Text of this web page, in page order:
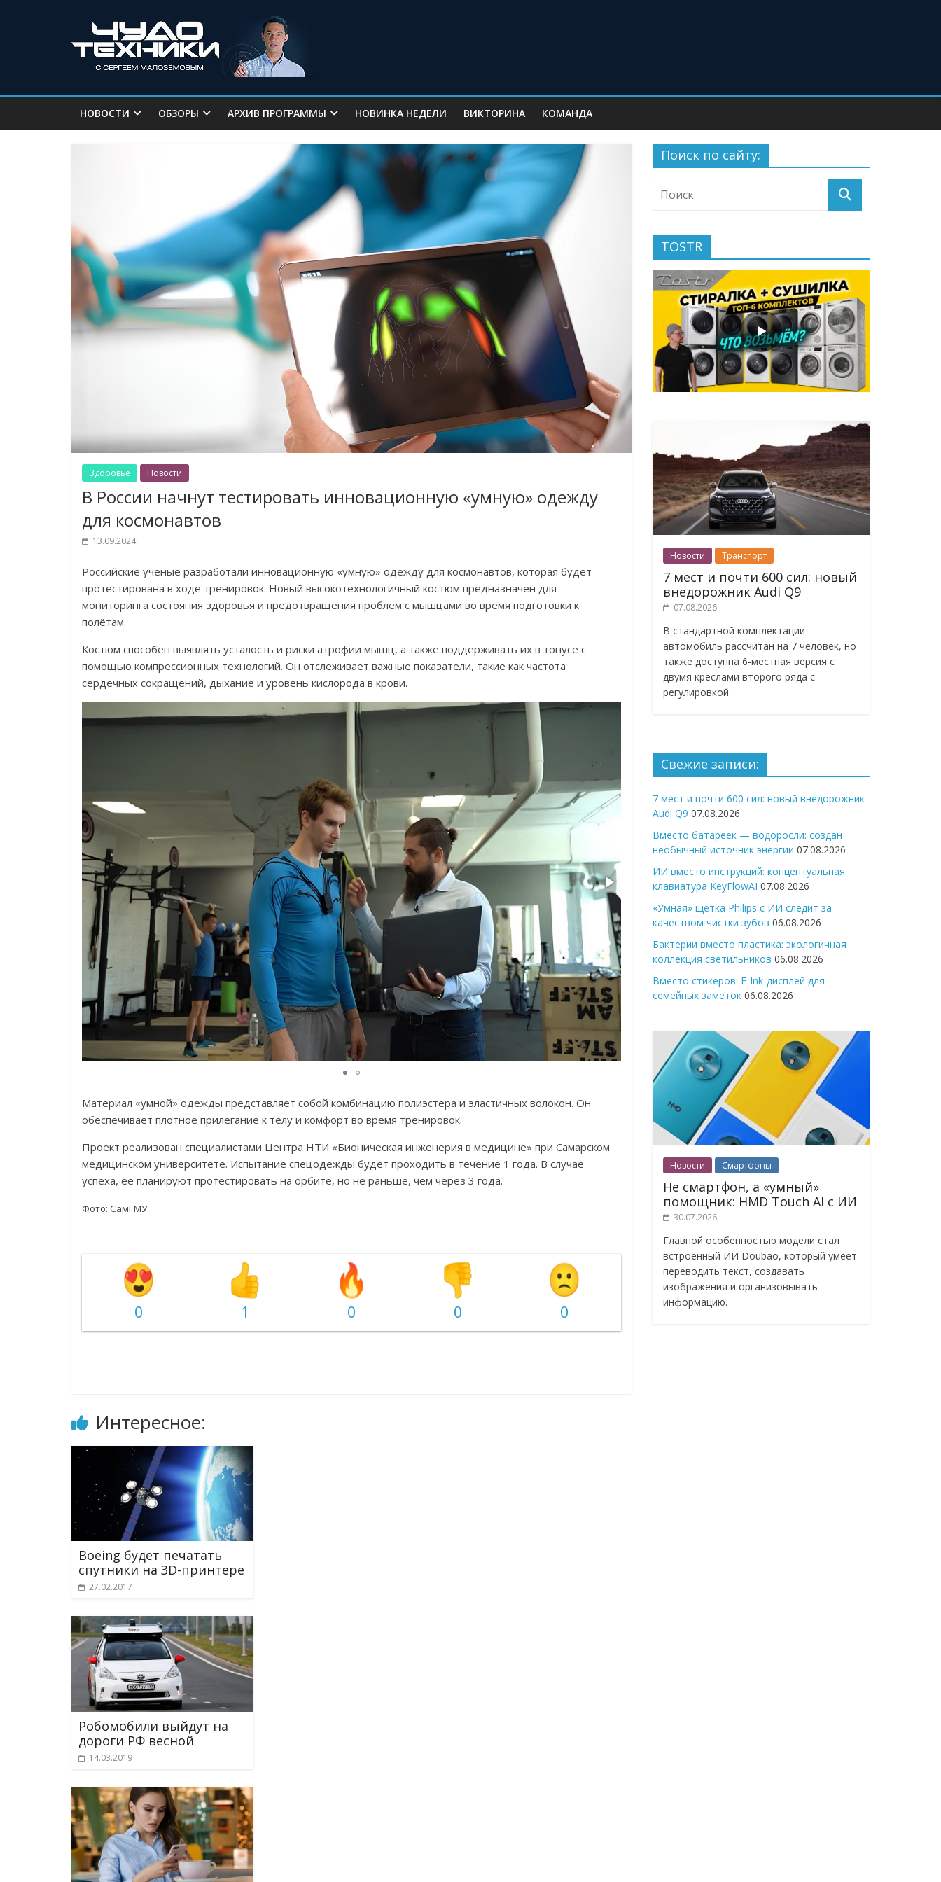
НОВОСТИ ОБЗОРЫ АРХИВ ПРОГРАММЫ НОВИНКА НЕДЕЛИ ВИКТОРИНА КОМАНДА
Здоровье Новости
В России начнут тестировать инновационную «умную» одежду
для космонавтов
13.09.2024
Российские учёные разработали инновационную «умную» одежду для космонавтов, которая будет
протестирована в ходе тренировок. Новый высокотехнологичный костюм предназначен для
мониторинга состояния здоровья и предотвращения проблем с мышцами во время подготовки к
полётам.
Костюм способен выявлять усталость и риски атрофии мышц, а также поддерживать их в тонусе с
помощью компрессионных технологий. Он отслеживает важные показатели, такие как частота
сердечных сокращений, дыхание и уровень кислорода в крови.
Материал «умной» одежды представляет собой комбинацию полиэстера и эластичных волокон. Он
обеспечивает плотное прилегание к телу и комфорт во время тренировок.
Проект реализован специалистами Центра НТИ «Бионическая инженерия в медицине» при Самарском
медицинском университете. Испытание спецодежды будет проходить в течение 1 года. В случае
успеха, её планируют протестировать на орбите, но не раньше, чем через 3 года.
Фото: СамГМУ
0 1 0 0 0
Интересное:
Boeing будет печатать
спутники на 3D-принтере
27.02.2017
Робомобили выйдут на
дороги РФ весной
14.03.2019
Поиск по сайту:
TOSTR
Новости Транспорт
7 мест и почти 600 сил: новый
внедорожник Audi Q9
07.08.2026
В стандартной комплектации
автомобиль рассчитан на 7 человек, но
также доступна 6-местная версия с
двумя креслами второго ряда с
регулировкой.
Свежие записи:
7 мест и почти 600 сил: новый внедорожник
Audi Q9 07.08.2026
Вместо батареек — водоросли: создан
необычный источник энергии 07.08.2026
ИИ вместо инструкций: концептуальная
клавиатура KeyFlowAI 07.08.2026
«Умная» щётка Philips с ИИ следит за
качеством чистки зубов 06.08.2026
Бактерии вместо пластика: экологичная
коллекция светильников 06.08.2026
Вместо стикеров: E-Ink-дисплей для
семейных заметок 06.08.2026
Новости Смартфоны
Не смартфон, а «умный»
помощник: HMD Touch AI с ИИ
30.07.2026
Главной особенностью модели стал
встроенный ИИ Doubao, который умеет
переводить текст, создавать
изображения и организовывать
информацию.